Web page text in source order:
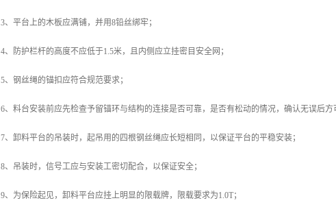
3、平台上的木板应满铺，并用8铅丝绑牢；
4、防护栏杆的高度不应低于1.5米，且内侧应立挂密目安全网；
5、钢丝绳的锚扣应符合规范要求；
6、料台安装前应先检查予留锚环与结构的连接是否可靠，是否有松动的情况，确认无误后方
7、卸料平台的吊装时，起吊用的四根钢丝绳应长短相同，以保证平台的平稳安装；
8、吊装时，信号工应与安装工密切配合，以保证安全；
9、为保险起见，卸料平台应挂上明显的限载牌，限载要求为1.0T；